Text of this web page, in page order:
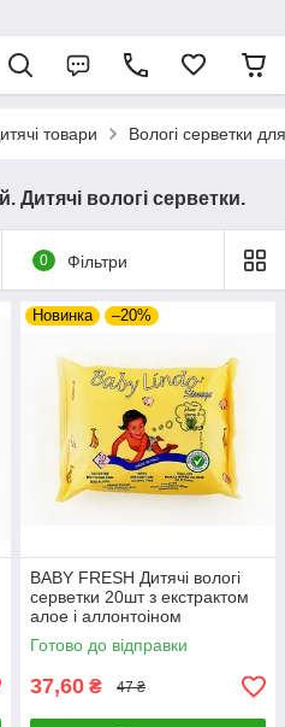
товари Вологі серветки
Дитячі вологі серветки.
0 Фільтри
Новинка –20%
BABY FRESH Дитячі вологі
серветки 20шт з екстрактом
алое і аллонтоіном
Готово до відправки
37,60 ₴ 47 ₴